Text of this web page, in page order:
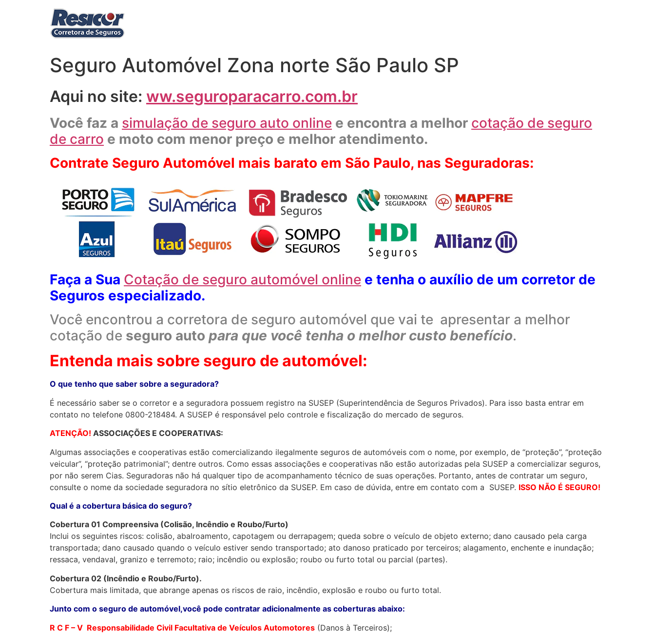
Seguro Automóvel Zona norte São Paulo SP
Aqui no site: ww.seguroparacarro.com.br
Você faz a simulação de seguro auto online e encontra a melhor cotação de seguro
de carro e moto com menor preço e melhor atendimento.
Contrate Seguro Automóvel mais barato em São Paulo, nas Seguradoras:
Faça a Sua Cotação de seguro automóvel online e tenha o auxílio de um corretor de
Seguros especializado.
Você encontrou a corretora de seguro automóvel que vai te apresentar a melhor
cotação de seguro auto para que você tenha o melhor custo benefício.
Entenda mais sobre seguro de automóvel:
O que tenho que saber sobre a seguradora?
É necessário saber se o corretor e a seguradora possuem registro na SUSEP (Superintendência de Seguros Privados). Para isso basta entrar em
contato no telefone 0800-218484. A SUSEP é responsável pelo controle e fiscalização do mercado de seguros.
ATENÇÃO! ASSOCIAÇÕES E COOPERATIVAS:
Algumas associações e cooperativas estão comercializando ilegalmente seguros de automóveis com o nome, por exemplo, de “proteção”, “proteção
veicular”, “proteção patrimonial”; dentre outros. Como essas associações e cooperativas não estão autorizadas pela SUSEP a comercializar seguros,
por não serem Cias. Seguradoras não há qualquer tipo de acompanhamento técnico de suas operações. Portanto, antes de contratar um seguro,
consulte o nome da sociedade seguradora no sítio eletrônico da SUSEP. Em caso de dúvida, entre em contato com a SUSEP. ISSO NÃO É SEGURO!
Qual é a cobertura básica do seguro?
Cobertura 01 Compreensiva (Colisão, Incêndio e Roubo/Furto)
Inclui os seguintes riscos: colisão, abalroamento, capotagem ou derrapagem; queda sobre o veículo de objeto externo; dano causado pela carga
transportada; dano causado quando o veículo estiver sendo transportado; ato danoso praticado por terceiros; alagamento, enchente e inundação;
ressaca, vendaval, granizo e terremoto; raio; incêndio ou explosão; roubo ou furto total ou parcial (partes).
Cobertura 02 (Incêndio e Roubo/Furto).
Cobertura mais limitada, que abrange apenas os riscos de raio, incêndio, explosão e roubo ou furto total.
Junto com o seguro de automóvel,você pode contratar adicionalmente as coberturas abaixo:
R C F – V Responsabilidade Civil Facultativa de Veículos Automotores (Danos à Terceiros);